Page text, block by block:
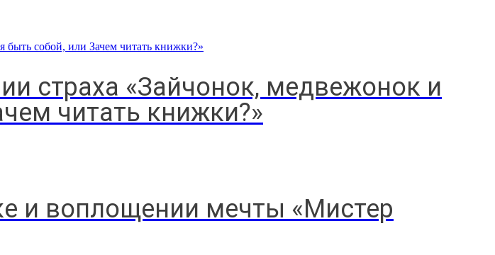
страха «Зайчонок, медвежонок и
читать книжки?»
и воплощении мечты «Мистер